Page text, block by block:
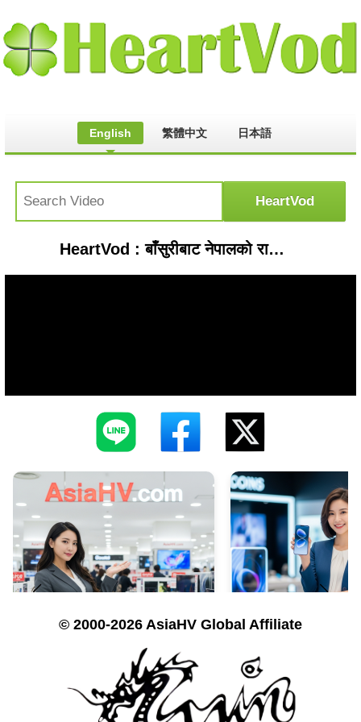
English 繁體中文 日本語
HeartVod : बाँसुरीबाट नेपालको राष्ट्रिय गान | यति सानो उमेरमा यस्तो मिठो बाँसुरीको धुन बजाउने | Evan Suwal
© 2000-2026 AsiaHV Global Affiliate